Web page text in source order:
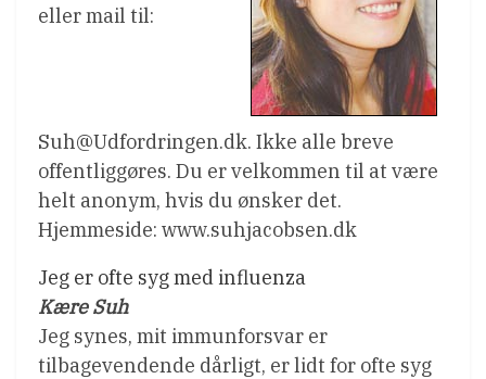
eller mail til:
Suh@Udfordringen.dk. Ikke alle breve
offentliggøres. Du er velkommen til at være
helt anonym, hvis du ønsker det.
Hjemmeside: www.suhjacobsen.dk
Jeg er ofte syg med influenza
Kære Suh
Jeg synes, mit immunforsvar er
tilbagevendende dårligt, er lidt for ofte syg